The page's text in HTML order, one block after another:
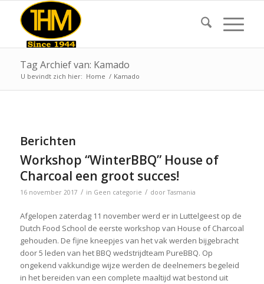
Tag Archief van: Kamado
U bevindt zich hier: Home / Kamado
Berichten
Workshop “WinterBBQ” House of
Charcoal een groot succes!
16 november 2017 / in Geen categorie / doorTasmania
Afgelopen zaterdag 11 november werd er in Luttelgeest op de
Dutch Food School de eerste workshop van House of Charcoal
gehouden. De fijne kneepjes van het vak werden bijgebracht
door 5 leden van het BBQ wedstrijdteam PureBBQ. Op
ongekend vakkundige wijze werden de deelnemers begeleid
in het bereiden van een complete maaltijd wat bestond uit